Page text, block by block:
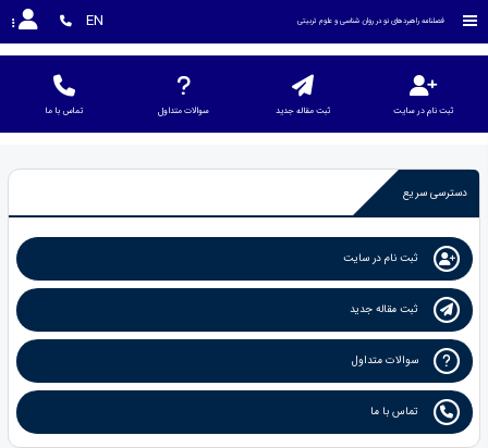
فصلنامه راهبردهای نو در روان شناسی و علوم تربیتی EN
ثبت نام در سایت ثبت مقاله جدید سوالات متداول تماس با ما
دسترسی سریع
ثبت نام در سایت
ثبت مقاله جدید
سوالات متداول
تماس با ما